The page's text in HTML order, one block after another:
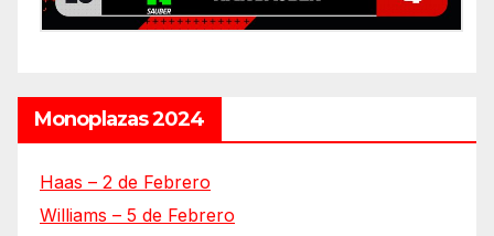
Monoplazas 2024
Haas – 2 de Febrero
Williams – 5 de Febrero